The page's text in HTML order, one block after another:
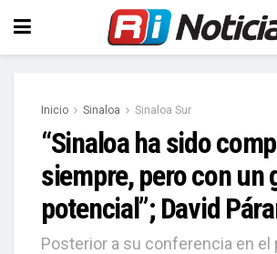
Inicio Sinaloa Sinaloa Sur
“Sinaloa ha sido
siempre, pero con un
potencial”; David
Posterior a su conferencia en el